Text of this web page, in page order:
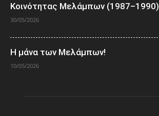
Κοινότητας Μελάμπων (1987–1990)
30/05/2026
Η μάνα των Μελάμπων!
10/05/2026